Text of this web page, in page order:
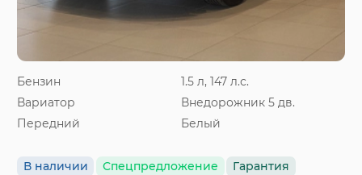
Бензин
1.5 л, 147 л.с.
Вариатор
Внедорожник 5 дв.
Передний
Белый
В наличии Спецпредложение Гарантия